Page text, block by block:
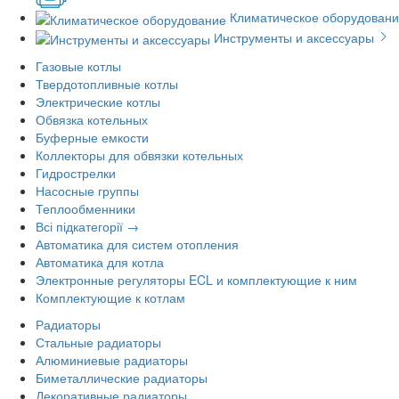
Климатическое
Инструменты и аксессуары
Газовые котлы
Твердотопливные котлы
Электрические котлы
Обвязка котельных
Буферные емкости
Коллекторы для обвязки котельных
Гидрострелки
Насосные группы
Теплообменники
Всі підкатегорії →
Автоматика для систем отопления
Автоматика для котла
Электронные регуляторы ECL и комплектующие к ним
Комплектующие к котлам
Радиаторы
Стальные радиаторы
Алюминиевые радиаторы
Биметаллические радиаторы
Декоративные радиаторы